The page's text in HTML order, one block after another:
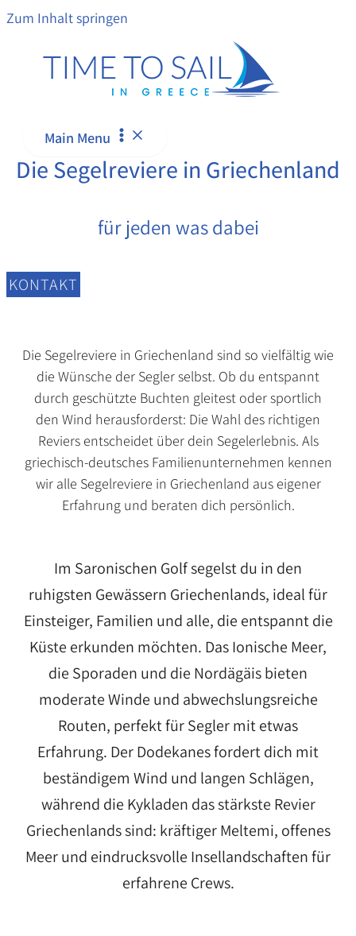
Zum Inhalt springen
Main Menu
Die Segelreviere in Griechenland
für jeden was dabei
KONTAKT
Die Segelreviere in Griechenland sind so vielfältig wie
die Wünsche der Segler selbst. Ob du entspannt
durch geschützte Buchten gleitest oder sportlich
den Wind herausforderst: Die Wahl des richtigen
Reviers entscheidet über dein Segelerlebnis. Als
griechisch-deutsches Familienunternehmen kennen
wir alle Segelreviere in Griechenland aus eigener
Erfahrung und beraten dich persönlich.
Im Saronischen Golf segelst du in den
ruhigsten Gewässern Griechenlands, ideal für
Einsteiger, Familien und alle, die entspannt die
Küste erkunden möchten. Das Ionische Meer,
die Sporaden und die Nordägäis bieten
moderate Winde und abwechslungsreiche
Routen, perfekt für Segler mit etwas
Erfahrung. Der Dodekanes fordert dich mit
beständigem Wind und langen Schlägen,
während die Kykladen das stärkste Revier
Griechenlands sind: kräftiger Meltemi, offenes
Meer und eindrucksvolle Insellandschaften für
erfahrene Crews.